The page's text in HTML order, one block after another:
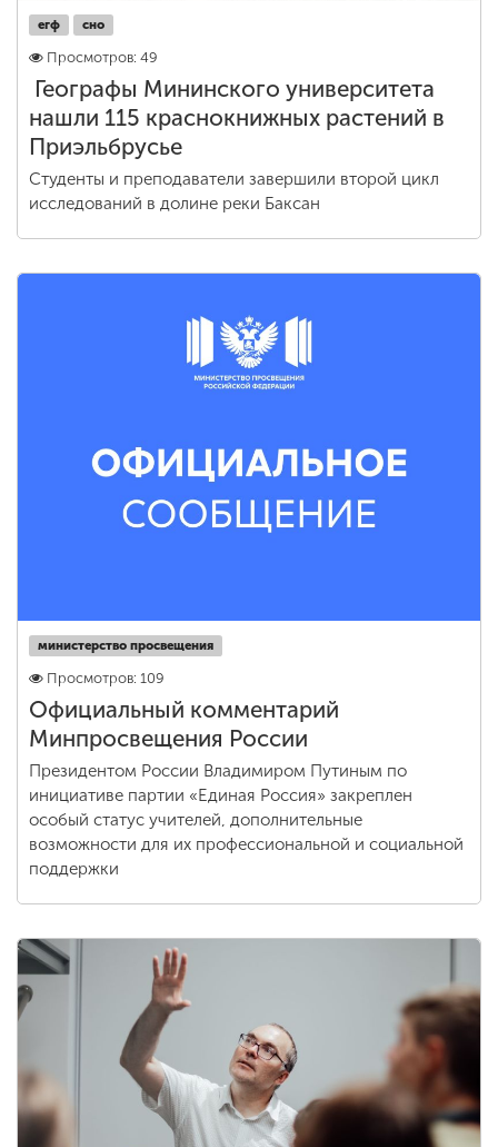
Другие виды
деятельности
Студенческая жизнь
Сведения об
CHI
Приемная
комиссия
+7 (831) 262-26-20
егф сно
Просмотров: 49
Географы Мининского университета
нашли 115 краснокнижных растений в
Приэльбрусье
Студенты и преподаватели завершили второй цикл
исследований в долине реки Баксан
министерство просвещения
Просмотров: 109
Официальный комментарий
Минпросвещения России
Президентом России Владимиром Путиным по
инициативе партии «Единая Россия» закреплен
особый статус учителей, дополнительные
возможности для их профессиональной и социальной
поддержки